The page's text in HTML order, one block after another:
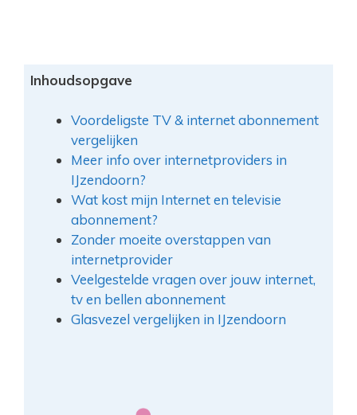
Inhoudsopgave
Voordeligste TV & internet abonnement
vergelijken
Meer info over internetproviders in
IJzendoorn?
Wat kost mijn Internet en televisie
abonnement?
Zonder moeite overstappen van
internetprovider
Veelgestelde vragen over jouw internet,
tv en bellen abonnement
Glasvezel vergelijken in IJzendoorn